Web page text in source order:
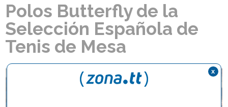
Polos Butterfly de la
Selección Española de
Tenis de Mesa
x